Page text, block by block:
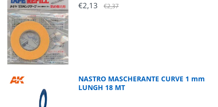
€2,13 €2,37
NASTRO MASCHERANTE CURVE 1 mm
LUNGH 18 MT